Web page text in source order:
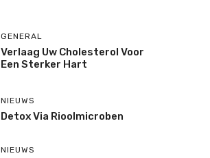
GENERAL
Verlaag Uw Cholesterol Voor
Een Sterker Hart
NIEUWS
Detox Via Rioolmicroben
NIEUWS